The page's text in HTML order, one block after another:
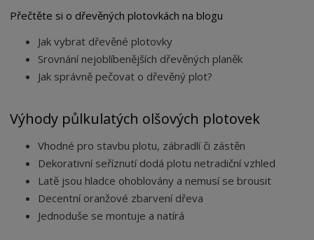
Přečtěte si o dřevěných plotovkách na blogu
Jak vybrat dřevěné plotovky
Srovnání nejoblíbenějších dřevěných planěk
Jak správně pečovat o dřevěný plot?
Výhody půlkulatých olšových plotovek
Vhodné pro stavbu plotu, zábradlí či zástěn
Dekorativní seříznutí dodá plotu netradiční vzhled
Latě jsou hladce ohoblovány a nemusí se brousit
Decentní oranžové zbarvení dřeva
Jednoduše se montuje a natírá